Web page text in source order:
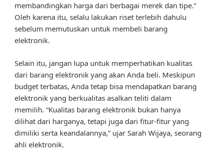
membandingkan harga dari berbagai merek dan tipe.”
Oleh karena itu, selalu lakukan riset terlebih dahulu
sebelum memutuskan untuk membeli barang
elektronik.
Selain itu, jangan lupa untuk memperhatikan kualitas
dari barang elektronik yang akan Anda beli. Meskipun
budget terbatas, Anda tetap bisa mendapatkan barang
elektronik yang berkualitas asalkan teliti dalam
memilih. “Kualitas barang elektronik bukan hanya
dilihat dari harganya, tetapi juga dari fitur-fitur yang
dimiliki serta keandalannya,” ujar Sarah Wijaya, seorang
ahli elektronik.